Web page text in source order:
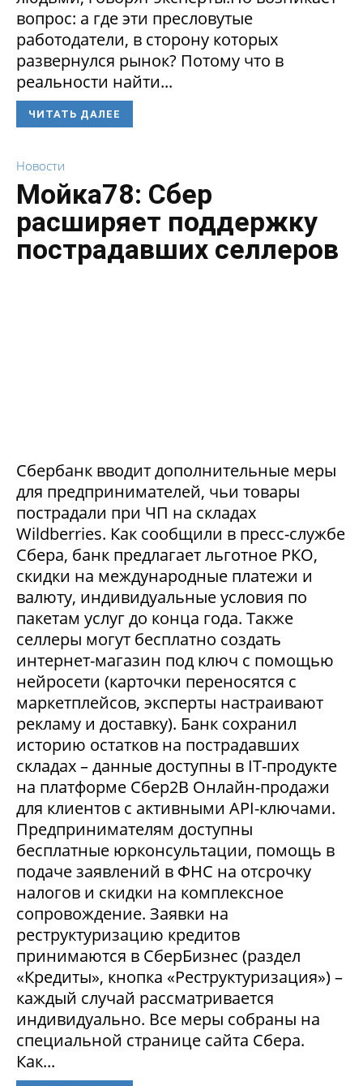
вопрос: а где эти пресловутые
работодатели, в сторону которых
развернулся рынок? Потому что в
реальности найти...
ЧИТАТЬ ДАЛЕЕ
Новости
Мойка78: Сбер
расширяет поддержку
пострадавших селлеров
Сбербанк вводит дополнительные меры
для предпринимателей, чьи товары
пострадали при ЧП на складах
Wildberries. Как сообщили в пресс-службе
Сбера, банк предлагает льготное РКО,
скидки на международные платежи и
валюту, индивидуальные условия по
пакетам услуг до конца года. Также
селлеры могут бесплатно создать
интернет-магазин под ключ с помощью
нейросети (карточки переносятся с
маркетплейсов, эксперты настраивают
рекламу и доставку). Банк сохранил
историю остатков на пострадавших
складах – данные доступны в IT-продукте
на платформе Сбер2В Онлайн-продажи
для клиентов с активными API-ключами.
Предпринимателям доступны
бесплатные юрконсультации, помощь в
подаче заявлений в ФНС на отсрочку
налогов и скидки на комплексное
сопровождение. Заявки на
реструктуризацию кредитов
принимаются в СберБизнес (раздел
«Кредиты», кнопка «Реструктуризация») –
каждый случай рассматривается
индивидуально. Все меры собраны на
специальной странице сайта Сбера.
Как...